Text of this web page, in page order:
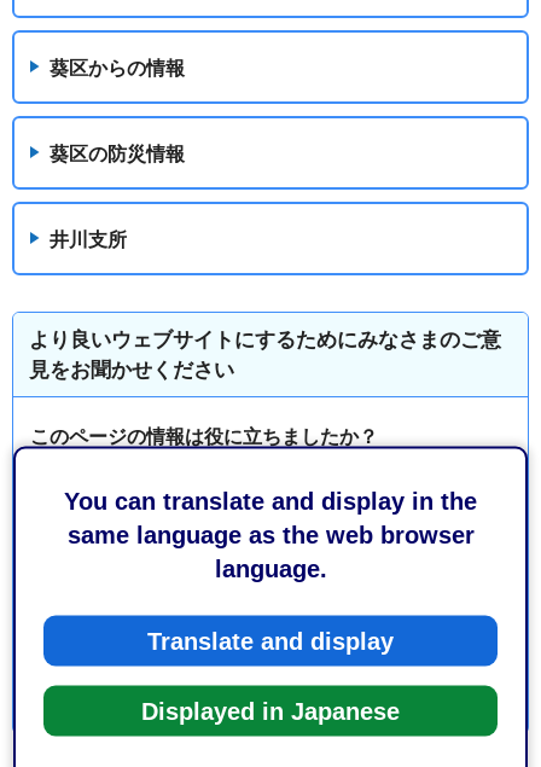
You can translate and display in the
same language as the web browser
language.
Translate and display
Displayed in Japanese
葵区からの情報
葵区の防災情報
井川支所
より良いウェブサイトにするためにみなさまのご意
見をお聞かせください
このページの情報は役に立ちましたか？
3：役に立たなかった
このページの情報は見つけやすかったですか？
2：ふつう
3：見つけにくかった